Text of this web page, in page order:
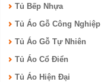
Tủ Bếp Nhựa
Tủ Áo Gỗ Công Nghiệp
Tủ Áo Gỗ Tự Nhiên
Tủ Áo Cổ Điển
Tủ Áo Hiện Đại